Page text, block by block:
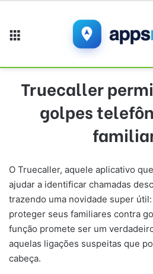
Truecaller
golpes
O Truecaller, aquele aplicativo
ajudar a identificar chamadas
trazendo uma novidade super
proteger seus familiares contra
função promete ser um
aquelas ligações suspeitas que
cabeça.